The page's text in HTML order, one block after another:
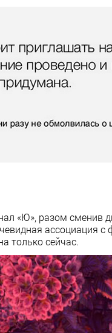
«Ю», разом
ассоциация
только сейчас.